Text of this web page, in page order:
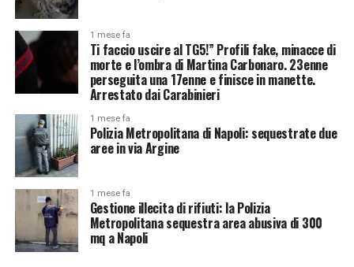
1 mese fa
Ti faccio uscire al TG5!” Profili fake, minacce di
morte e l’ombra di Martina Carbonaro. 23enne
perseguita una 17enne e finisce in manette.
Arrestato dai Carabinieri
1 mese fa
Polizia Metropolitana di Napoli: sequestrate due
aree in via Argine
1 mese fa
Gestione illecita di rifiuti: la Polizia
Metropolitana sequestra area abusiva di 300
mq a Napoli